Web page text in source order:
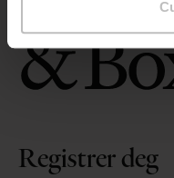
Registrer deg